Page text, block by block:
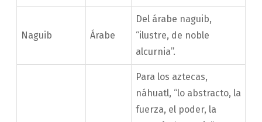
Naguib Árabe
Del árabe naguib,
“ilustre, de noble
alcurnia”.
Para los aztecas,
náhuatl, “lo abstracto, la
fuerza, el poder, la